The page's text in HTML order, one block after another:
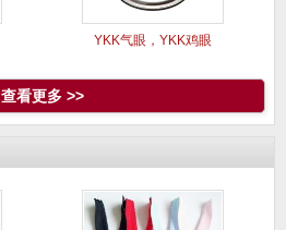
YKK气眼，YKK鸡眼
查看更多 >>